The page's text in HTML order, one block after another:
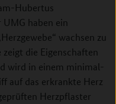
Hubertus
haben ein
wachsen zu
zeigt die Eigenschaften
wird in einem minimal-
auf das erkrankte Herz
Herzpflaster